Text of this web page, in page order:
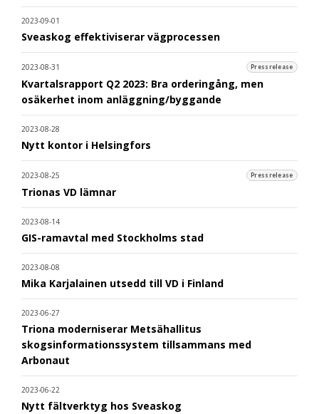
2023-09-01
Sveaskog effektiviserar vägprocessen
2023-08-31 Pressrelease
Kvartalsrapport Q2 2023: Bra orderingång, men
osäkerhet inom anläggning/byggande
2023-08-28
Nytt kontor i Helsingfors
2023-08-25 Pressrelease
Trionas VD lämnar
2023-08-14
GIS-ramavtal med Stockholms stad
2023-08-08
Mika Karjalainen utsedd till VD i Finland
2023-06-27
Triona moderniserar Metsähallitus
skogsinformationssystem tillsammans med
Arbonaut
2023-06-22
Nytt fältverktyg hos Sveaskog